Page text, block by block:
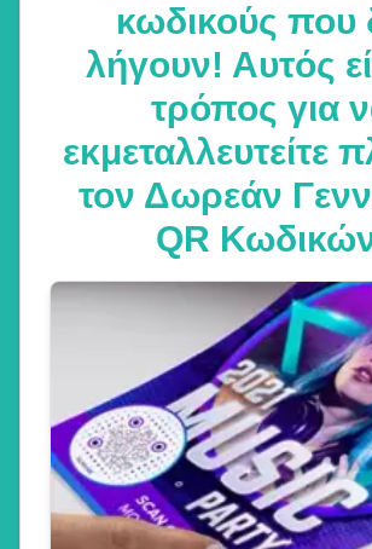
κωδικούς που
λήγουν! Αυτός
τρόπος για
εκμεταλλευτείτε
τον Δωρεάν
QR